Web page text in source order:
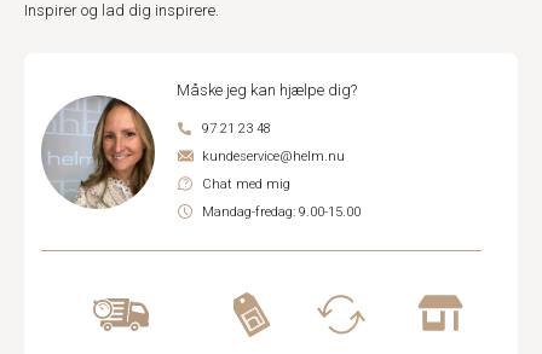
Inspirer og lad dig inspirere.
Måske jeg kan hjælpe dig?
97 21 23 48
kundeservice@helm.nu
Chat med mig
Mandag-fredag: 9.00-15.00